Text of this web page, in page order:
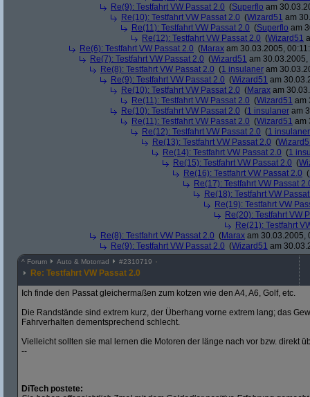
Re(9): Testfahrt VW Passat 2.0 (Superflo am
Re(10): Testfahrt VW Passat 2.0 (Wizard51 am
Re(11): Testfahrt VW Passat 2.0 (Superflo am
Re(12): Testfahrt VW Passat 2.0 (Wizard51
Re(6): Testfahrt VW Passat 2.0 (Marax am 30.03.2005,
Re(7): Testfahrt VW Passat 2.0 (Wizard51 am
Re(8): Testfahrt VW Passat 2.0 (1 insulaner am
Re(9): Testfahrt VW Passat 2.0 (Wizard51 am
Re(10): Testfahrt VW Passat 2.0 (Marax am
Re(11): Testfahrt VW Passat 2.0 (Wizard51 am
Re(10): Testfahrt VW Passat 2.0 (1 insulaner am
Re(11): Testfahrt VW Passat 2.0 (Wizard51 am
Re(12): Testfahrt VW Passat 2.0 (1 insulaner
Re(13): Testfahrt VW Passat 2.0 (
Re(14): Testfahrt VW Passat 2.0 (1
Re(15): Testfahrt VW Passat 2.0 (
Re(16): Testfahrt VW Passat 2.0 (
Re(17): Testfahrt VW Passat
Re(18): Testfahrt VW
Re(19): Testfahrt VW
Re(20): Testfahrt VW
Re(21): Testfahrt
Re(8): Testfahrt VW Passat 2.0 (Marax am 30.03.2005,
Re(9): Testfahrt VW Passat 2.0 (Wizard51 am
^ Forum Auto & Motorrad #2310719
Re: Testfahrt VW Passat 2.0
Ich finde den Passat gleichermaßen zum kotzen wie den A4, A6, Golf, etc.
Die Randstände sind extrem kurz, der Überhang vorne extrem lang; das
Fahrverhalten dementsprechend schlecht.
Vielleicht sollten sie mal lernen die Motoren der länge nach vor bzw. direkt
--
DiTech postete: